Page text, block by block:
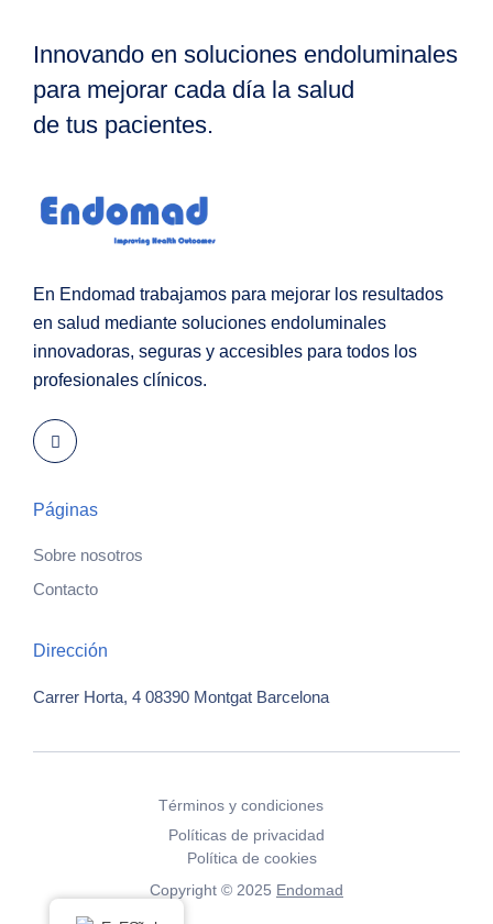
Innovando en soluciones endoluminales
para mejorar cada día la salud
de tus pacientes.
En Endomad trabajamos para mejorar los resultados
en salud mediante soluciones endoluminales
innovadoras, seguras y accesibles para todos los
profesionales clínicos.
Páginas
Sobre nosotros
Contacto
Dirección
Carrer Horta, 4 08390 Montgat Barcelona
Copyright © 2025 Endomad
Términos y condiciones
Políticas de privacidad
Política de cookies